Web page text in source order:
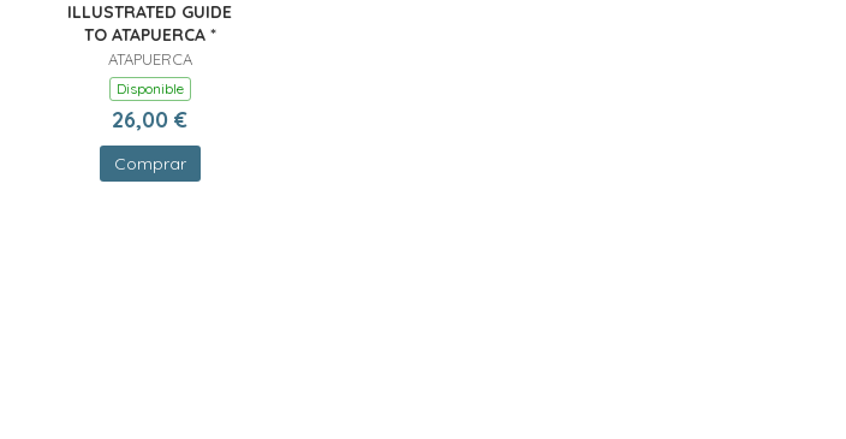
ILLUSTRATED GUIDE
TO ATAPUERCA *
ATAPUERCA
Disponible
26,00 €
Comprar